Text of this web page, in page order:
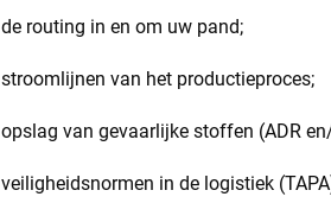
de routing in en om uw pand;
stroomlijnen van het productieproces;
opslag van gevaarlijke stoffen (ADR
veiligheidsnormen in de logistiek